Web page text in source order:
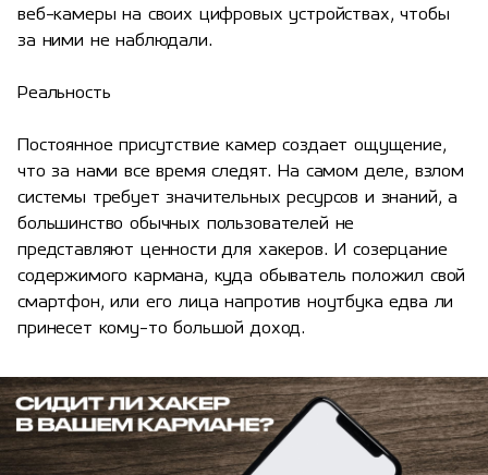
веб-камеры на своих цифровых устройствах, чтобы
за ними не наблюдали.
Реальность
Постоянное присутствие камер создает ощущение,
что за нами все время следят. На самом деле, взлом
системы требует значительных ресурсов и знаний, а
большинство обычных пользователей не
представляют ценности для хакеров. И созерцание
содержимого кармана, куда обыватель положил свой
смартфон, или его лица напротив ноутбука едва ли
принесет кому-то большой доход.